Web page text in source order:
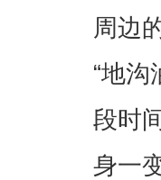
周边
“地
段时
身一